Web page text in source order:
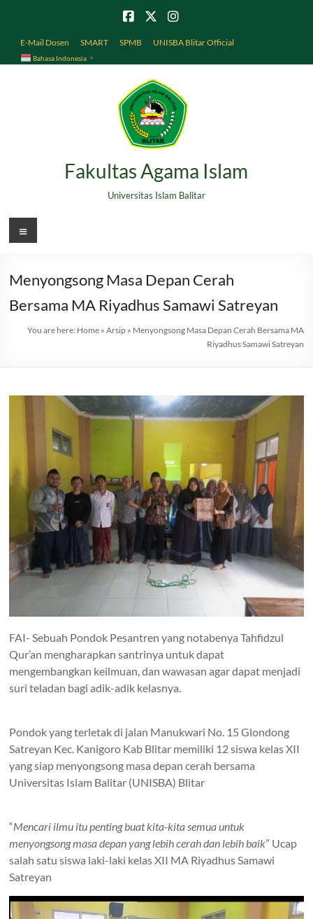
E-Mail Dosen SMART SPMB UNISBA Blitar Official
Bahasa Indonesia ▼
Fakultas Agama Islam
Universitas Islam Balitar
Menu
Menyongsong Masa Depan Cerah
Bersama MA Riyadhus Samawi Satreyan
You are here: Home» Arsip» Menyongsong Masa Depan Cerah Bersama MA
Riyadhus Samawi Satreyan
FAI- Sebuah Pondok Pesantren yang notabenya Tahfidzul
Qur’an mengharapkan santrinya untuk dapat
mengembangkan keilmuan, dan wawasan agar dapat menjadi
suri teladan bagi adik-adik kelasnya.
Pondok yang terletak di jalan Manukwari No. 15 Glondong
Satreyan Kec. Kanigoro Kab Blitar memiliki 12 siswa kelas XII
yang siap menyongsong masa depan cerah bersama
Universitas Islam Balitar (UNISBA) Blitar
“Mencari ilmu itu penting buat kita-kita semua untuk
menyongsong masa depan yang lebih cerah dan lebih baik” Ucap
salah satu siswa laki-laki kelas XII MA Riyadhus Samawi
Satreyan